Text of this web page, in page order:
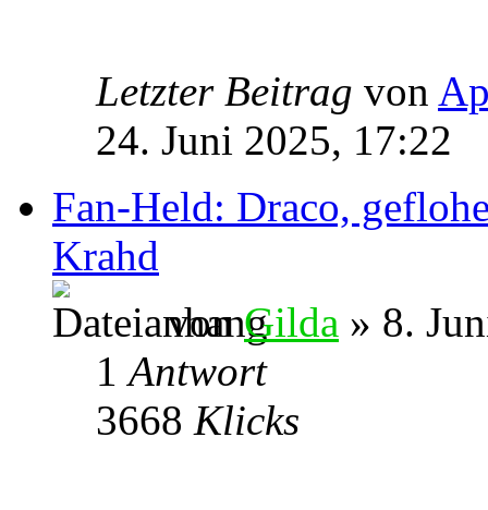
Letzter Beitrag von
24. Juni 2025, 17:22
Fan-Held: Draco,
Krahd
vonGilda » 8.
1Antwort
3668 Klicks